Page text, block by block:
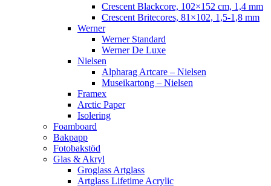
Crescent Blackcore, 102×152 cm, 1,4 mm
Crescent Britecores, 81×102, 1,5-1,8 mm
Werner
Werner Standard
Werner De Luxe
Nielsen
Alpharag Artcare – Nielsen
Museikartong – Nielsen
Framex
Arctic Paper
Isolering
Foamboard
Bakpapp
Fotobakstöd
Glas & Akryl
Groglass Artglass
Artglass Lifetime Acrylic